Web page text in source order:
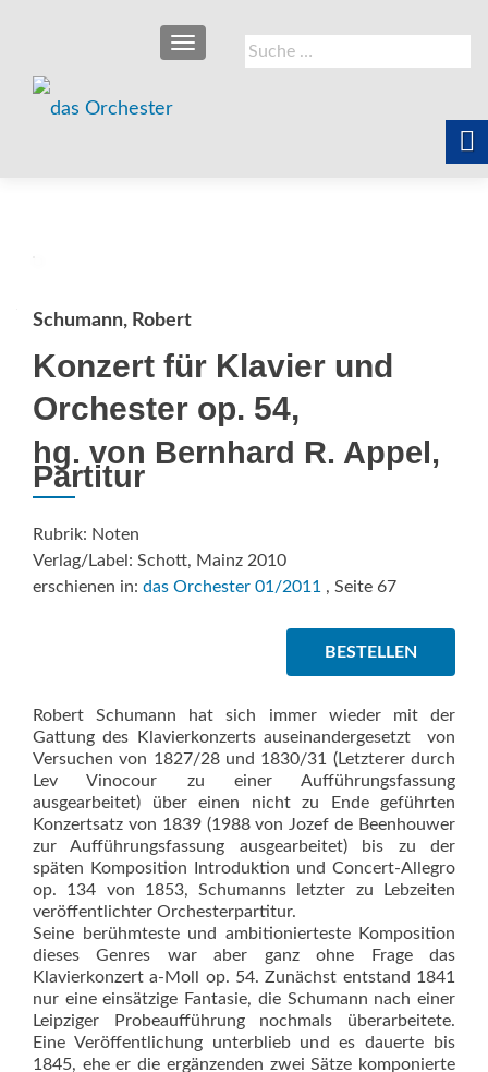
Suche
nach:
SCHALTE NAVIGATION
Schumann, Robert
Konzert für Klavier und
Orchester op. 54,
hg. von Bernhard R. Appel,
Partitur
Rubrik: Noten
Verlag/Label: Schott, Mainz 2010
erschienen in: das Orchester 01/2011 , Seite 67
BESTELLEN
Robert Schumann hat sich immer wieder mit der
Gattung des Klavierkonzerts auseinandergesetzt  von
Versuchen von 1827/28 und 1830/31 (Letzterer durch
Lev Vinocour zu einer Aufführungsfassung
ausgearbeitet) über einen nicht zu Ende geführten
Konzertsatz von 1839 (1988 von Jozef de Beenhouwer
zur Aufführungsfassung ausgearbeitet) bis zu der
späten Komposition Introduktion und Concert-Allegro
op. 134 von 1853, Schumanns letzter zu Lebzeiten
veröffentlichter Orchesterpartitur.
Seine berühmteste und ambitionierteste Komposition
dieses Genres war aber ganz ohne Frage das
Klavierkonzert a-Moll op. 54. Zunächst entstand 1841
nur eine einsätzige Fantasie, die Schumann nach einer
Leipziger Probeaufführung nochmals überarbeitete.
Eine Veröffentlichung unterblieb und es dauerte bis
1845, ehe er die ergänzenden zwei Sätze komponierte